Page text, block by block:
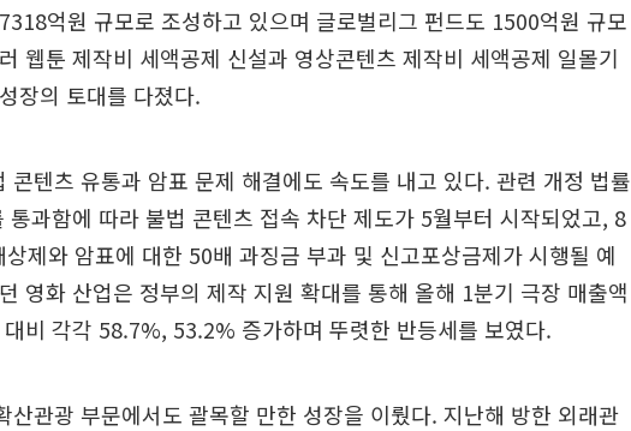
억원 규모로 조성하고 있으며 글로벌리그 펀드도 1500억원 규모
웹툰 제작비 세액공제 신설과 영상콘텐츠 제작비 세액공제 일몰기
장의 토대를 다졌다.
콘텐츠 유통과 암표 문제 해결에도 속도를 내고 있다. 관련 개정 법률
통과함에 따라 불법 콘텐츠 접속 차단 제도가 5월부터 시작되었고, 8
제와 암표에 대한 50배 과징금 부과 및 신고포상금제가 시행될 예
영화 산업은 정부의 제작 지원 확대를 통해 올해 1분기 극장 매출액
비 각각 58.7%, 53.2% 증가하며 뚜렷한 반등세를 보였다.
산관광 부문에서도 괄목할 만한 성장을 이뤘다. 지난해 방한 외래관